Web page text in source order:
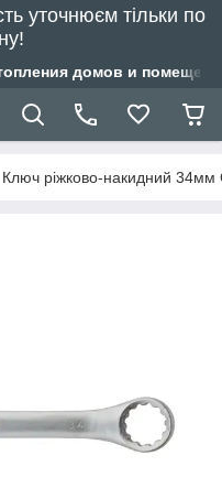
уточнюєм тільки по
домов и
Ключ ріжково-накидний 34мм